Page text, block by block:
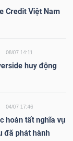
Credit Việt Nam
08/07 14:11
huy động
04/07 17:46
hoàn tất nghĩa vụ
đã phát hành